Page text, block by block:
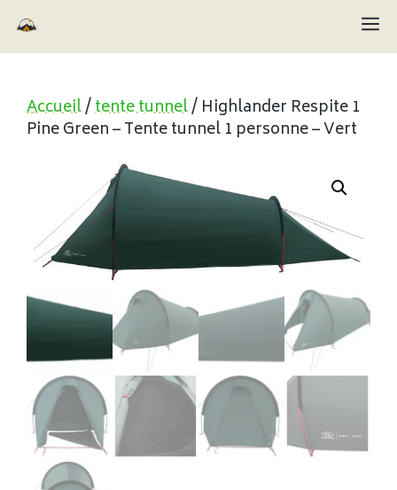
au
contenu
Accueil/tente tunnel/ Highlander Respite 1
Pine Green – Tente tunnel 1 personne – Vert